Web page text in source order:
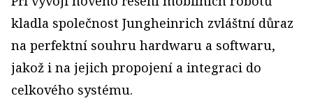
kladla společnost Jungheinrich zvláštní důraz
na perfektní souhru hardwaru a softwaru,
jakož i na jejich propojení a integraci do
celkového systému.